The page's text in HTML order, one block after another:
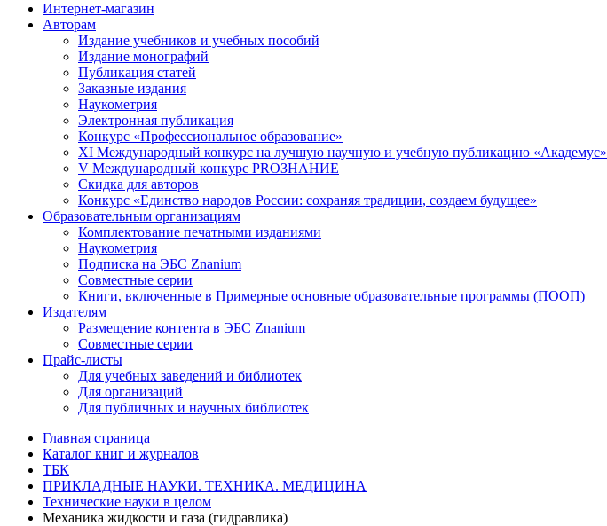
Интернет-магазин
Авторам
Издание учебников и учебных пособий
Издание монографий
Публикация статей
Заказные издания
Наукометрия
Электронная публикация
Конкурс «Профессиональное образование»
XI Международный конкурс на лучшую научную и учебную публикацию «Академус»
V Международный конкурс PROЗНАНИЕ
Скидка для авторов
Конкурс «Единство народов России: сохраняя традиции, создаем будущее»
Образовательным организациям
Комплектование печатными изданиями
Наукометрия
Подписка на ЭБС Znanium
Совместные серии
Книги, включенные в Примерные основные образовательные программы (ПООП)
Издателям
Размещение контента в ЭБС Znanium
Совместные серии
Прайс-листы
Для учебных заведений и библиотек
Для организаций
Для публичных и научных библиотек
Главная страница
Каталог книг и журналов
ТБК
ПРИКЛАДНЫЕ НАУКИ. ТЕХНИКА. МЕДИЦИНА
Технические науки в целом
Механика жидкости и газа (гидравлика)